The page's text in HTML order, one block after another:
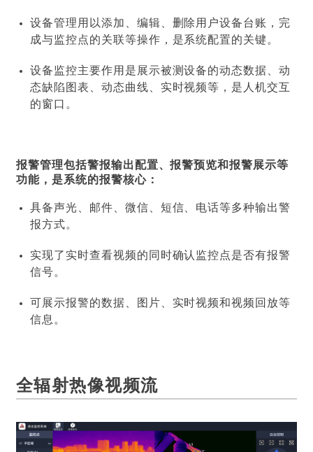
设备管理用以添加、编辑、删除用户设备台账，完
成与监控点的关联等操作，是系统配置的关键。
设备监控主要作用是展示被测设备的动态数据、动
态缺陷图表、动态曲线、实时视频等，是人机交互
的窗口。
报警管理包括警报输出配置、报警预览和报警展示等
功能，是系统的报警核心：
具备声光、邮件、微信、短信、电话等多种输出警
报方式。
实现了实时查看视频的同时确认监控点是否有报警
信号。
可展示报警的数据、图片、实时视频和视频回放等
信息。
全辐射热像视频流